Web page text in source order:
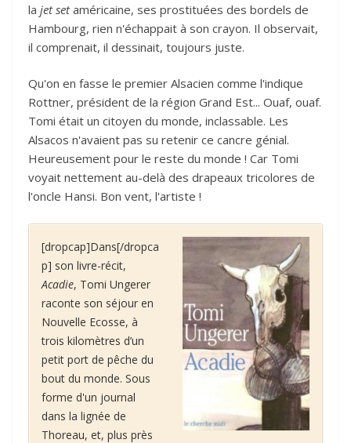
la jet setaméricaine, ses prostituées des bordels de
Hambourg, rien n'échappait à son crayon. Il observait,
il comprenait, il dessinait, toujours juste.
Qu'on en fasse le premier Alsacien comme l'indique
Rottner, président de la région Grand Est... Ouaf, ouaf.
Tomi était un citoyen du monde, inclassable. Les
Alsacos n'avaient pas su retenir ce cancre génial.
Heureusement pour le reste du monde ! Car Tomi
voyait nettement au-delà des drapeaux tricolores de
l'oncle Hansi. Bon vent, l'artiste !
[dropcap]Dans[/dropca
p] son livre-récit,
Acadie, Tomi Ungerer
raconte son séjour en
Nouvelle Ecosse, à
trois kilomètres d’un
petit port de pêche du
bout du monde. Sous
forme d'un journal
dans la lignée de
Thoreau, et, plus près